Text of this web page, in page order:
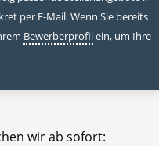
per E-Mail. Wenn Sie bereits
Bewerberprofilein, um Ihre
wir ab sofort: